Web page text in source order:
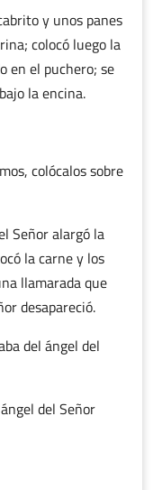
y unos panes
colocó luego la
en el puchero; se
la encina.
colócalos sobre
Señor alargó la
la carne y los
llamarada que
desapareció.
del ángel del
del Señor